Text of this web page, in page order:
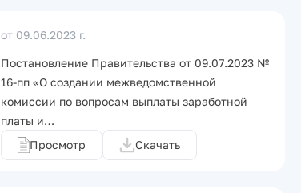
от 09.06.2023 г.
Постановление Правительства от 09.07.2023 №
16-пп «О создании межведомственной
комиссии по вопросам выплаты заработной
платы и…
Просмотр
Скачать